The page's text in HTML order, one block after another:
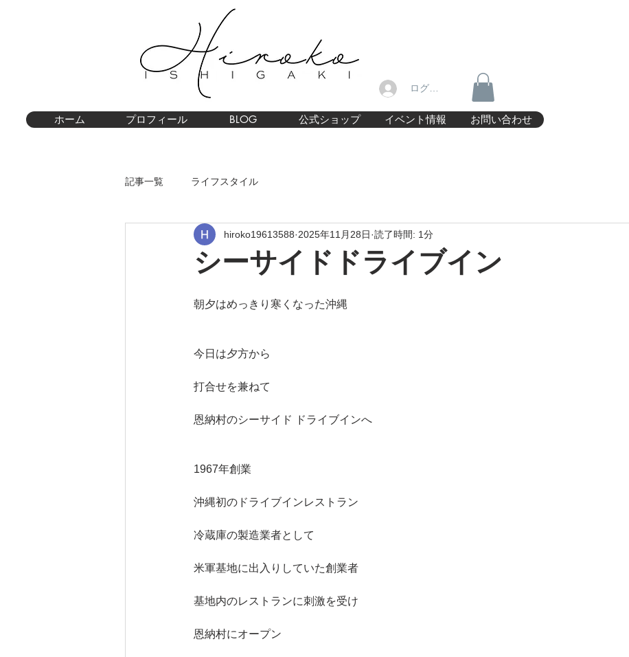
ログイン
ホーム プロフィール BLOG 公式ショップ イベント情報 お問い合わせ
記事一覧 ライフスタイル
シーサイドドライブイン
hiroko19613588 2025年11月28日 読了時間: 1分
朝夕はめっきり寒くなった沖縄
今日は夕方から
打合せを兼ねて
恩納村のシーサイド ドライブインへ
1967年創業
沖縄初のドライブインレストラン
冷蔵庫の製造業者として
米軍基地に出入りしていた創業者
基地内のレストランに刺激を受け
恩納村にオープン